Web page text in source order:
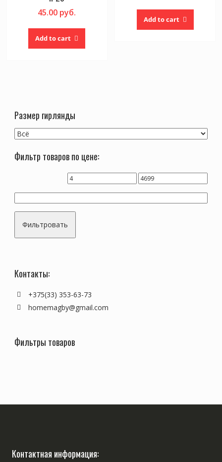
45.00 руб.
Add to cart
Add to cart
Размер гирлянды
Фильтр товаров по цене:
Фильтровать
Контакты:
+375(33) 353-63-73
homemagby@gmail.com
Фильтры товаров
Контактная информация: